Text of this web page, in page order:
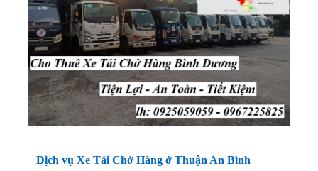
Dịch vụ Xe Tải Chở Hàng ở Thuận An Bình